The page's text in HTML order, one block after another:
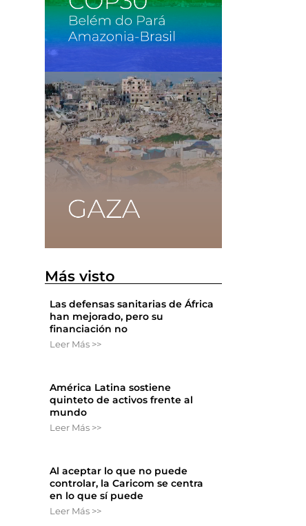
Más visto
Las defensas sanitarias de África
han mejorado, pero su
financiación no
Leer Más >>
América Latina sostiene
quinteto de activos frente al
mundo
Leer Más >>
Al aceptar lo que no puede
controlar, la Caricom se centra
en lo que sí puede
Leer Más >>